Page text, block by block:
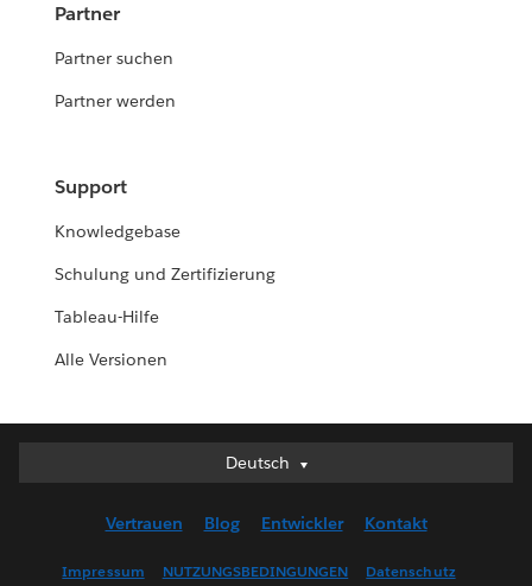
Partner
Partner suchen
Partner werden
Support
Knowledgebase
Schulung und Zertifizierung
Tableau-Hilfe
Alle Versionen
Deutsch
Deutsch
English (US)
Vertrauen Blog Entwickler Kontakt
Impressum NUTZUNGSBEDINGUNGEN Datenschutz